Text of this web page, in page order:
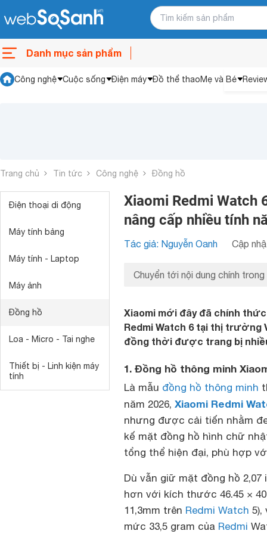
Danh mục sản phẩm
Công nghệ Cuộc sống Điện máy Đồ thể thaoMẹ và Bé
Trang chủ Tin tức Công nghệ Đồng hồ
Điện thoại di động
Máy tính bảng
Máy tính - Laptop
Máy ảnh
Đồng hồ
Loa - Micro - Tai nghe
Thiết bị - Linh kiện máy
tính
Xiaomi Redmi Watch
nâng cấp nhiều tính
Tác giả: Nguyễn Oanh Cập
Chuyển tới nội dung chính trong
Xiaomi mới đây đã chính
Redmi Watch 6 tại thị trường
đồng thời được trang bị
1. Đồng hồ thông minh
Là mẫu đồng hồ thông minh
năm 2026, Xiaomi Redmi
nhưng được cải tiến nhằm
kế mặt đồng hồ hình chữ
tổng thể hiện đại, phù hợp
Dù vẫn giữ mặt đồng hồ
hơn với kích thước 46.45 ×
11,3mm trên Redmi Watch 5),
mức 33,5 gram của Redmi